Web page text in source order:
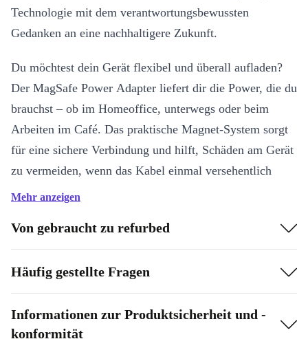
Technologie mit dem verantwortungsbewussten
Gedanken an eine nachhaltigere Zukunft.
Du möchtest dein Gerät flexibel und überall aufladen?
Der MagSafe Power Adapter liefert dir die Power, die du
brauchst – ob im Homeoffice, unterwegs oder beim
Arbeiten im Café. Das praktische Magnet-System sorgt
für eine sichere Verbindung und hilft, Schäden am Gerät
zu vermeiden, wenn das Kabel einmal versehentlich
gezogen wird.
Highlights & Vorteile:
refurbished – für zuverlässige Leistung und lange Lebensdauer.
Magnetischer Anschluss:Einfaches Verbinden und sicheres
Lösen schützt dein MacBook.
Kompaktes Design:
Mehr anzeigen
Von gebraucht zu refurbed
Häufig gestellte Fragen
Informationen zur Produktsicherheit und -
konformität